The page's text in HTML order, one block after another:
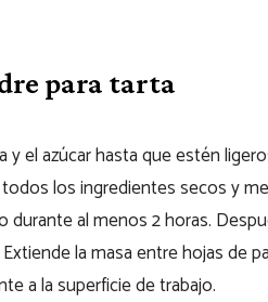
para tarta
y el azúcar hasta que estén
los ingredientes secos y
al menos 2 horas.
la masa entre hojas de
a la superficie de trabajo.